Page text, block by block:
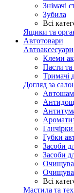
Знімачі
Зубила
Всі
Ящики та
Автотовари
Автоаксесуари
Клеми
Пасти та
Тримачі
Догляд за
Антидощ
Губки
Засоби
Засоби
Всі
Мастила та